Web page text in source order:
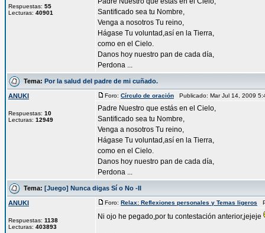
Respuestas: 55
Lecturas: 40901
Santificado sea tu Nombre,
Venga a nosotros Tu reino,
Hágase Tu voluntad,así en la Tierra,
como en el Cielo.
Danos hoy nuestro pan de cada día,
Perdona ...
Tema: Por la salud del padre de mi cuñado.
ANUKI
Respuestas: 10
Lecturas: 12949
Foro: Círculo de oración Publicado: Mar Jul 14, 2009
Padre Nuestro que estás en el Cielo,
Santificado sea tu Nombre,
Venga a nosotros Tu reino,
Hágase Tu voluntad,así en la Tierra,
como en el Cielo.
Danos hoy nuestro pan de cada día,
Perdona ...
Tema: [Juego] Nunca digas Sí o No -II
ANUKI
Respuestas: 1138
Lecturas: 403893
Foro: Relax: Reflexiones personales y Temas ligeros
Ni ojo he pegado,por tu contestación anterior,jejeje